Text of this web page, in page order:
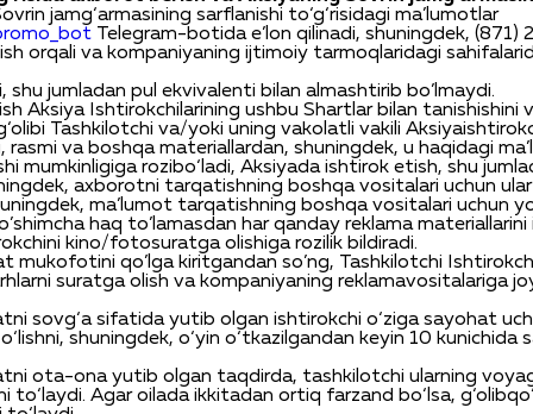
jamg‘armasining sarflanishi to‘g‘risidagi ma’lumotlar
Telegram-botida e’lon qilinadi, shuningdek, (871)
orqali va kompaniyaning ijtimoiy tarmoqlaridagi
, shu jumladan pul ekvivalenti bilan almashtirib bo’lmaydi.
Aksiya Ishtirokchilarining ushbu Shartlar bilan tanishishini
Tashkilotchi va/yoki uning vakolatli vakili Aksiya
, rasmi va boshqa materiallardan, shuningdek, u haqidagi
mumkinligiga rozibo‘ladi, Aksiyada ishtirok etish, shu
, axborotni tarqatishning boshqa vositalari uchun ular
, ma’lumot tarqatishning boshqa vositalari uchun
haq to’lamasdan har qanday reklama materiallarini
kino/fotosuratga olishiga rozilik bildiradi.
mukofotini qo’lga kiritgandan so’ng, Tashkilotchi
suratga olish va kompaniyaning reklamavositalariga
sovg‘a sifatida yutib olgan ishtirokchi o‘ziga sayohat
ni, shuningdek, o‘yin o‘tkazilgandan keyin 10 kunichida
ni ota-ona yutib olgan taqdirda, tashkilotchi ularning
to‘laydi. Agar oilada ikkitadan ortiq farzand bo‘ lsa, g‘olibqo